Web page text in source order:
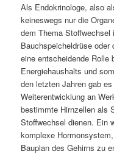
e
n
Als Endokrinologe, also
keineswegs nur die
dem Thema Stoffwechsel
Bauchspeicheldrüse
eine entscheidende Rolle
Energiehaushalts und
den letzten Jahren gab
Weiterentwicklung an
bestimmte Hirnzellen als
Stoffwechsel dienen. Ein
komplexe
Bauplan des Gehirns zu